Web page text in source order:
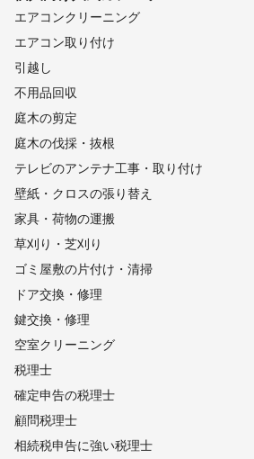
エアコンクリーニング
エアコン取り付け
引越し
不用品回収
庭木の剪定
庭木の伐採・抜根
テレビのアンテナ工事・取り付け
壁紙・クロスの張り替え
家具・荷物の運搬
草刈り・芝刈り
ゴミ屋敷の片付け・清掃
ドア交換・修理
鍵交換・修理
空室クリーニング
税理士
確定申告の税理士
顧問税理士
相続税申告に強い税理士